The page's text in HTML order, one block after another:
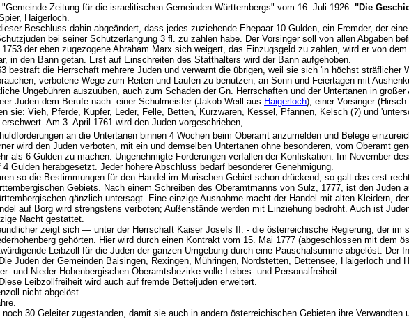
Zeitung für die israelitischen Gemeinden Württembergs" vom 16. Juli 1926: "Die
Haigerloch.
Beschluss dahin abgeändert, dass jedes zuziehende Ehepaar 10 Gulden, ein Fremder, der
bei seiner Schutzerlangung 3 fl. zu zahlen habe. Der Vorsinger soll von allen Abgaben
der eben zugezogene Abraham Marx sich weigert, das Einzugsgeld zu zahlen, wird er von
in den Bann getan. Erst auf Einschreiten des Statthalters wird der Bann aufgehoben.
bestraft die Herrschaft mehrere Juden und verwarnt die übrigen, weil sie sich 'in höchst
verbotene Wege zum Reiten und Laufen zu benutzen, an Sonn und Feiertagen mit
Ungebühren auszuüben, auch zum Schaden der Gn. Herrschaften und der Untertanen in
Juden dem Berufe nach: einer Schulmeister (Jakob Weill aus Haigerloch), einer Vorsinger
sie: Vieh, Pferde, Kupfer, Leder, Felle, Betten, Kurzwaren, Kessel, Pfannen, Kelsch (?) und
erschwert. Am 3. April 1761 wird den Juden vorgeschrieben,
an die Untertanen binnen 4 Wochen beim Oberamt anzumelden und Belege
wird den Juden verboten, mit ein und demselben Untertanen ohne besonderen, vom Oberamt
als 6 Gulden zu machen. Ungenehmigte Forderungen verfallen der Konfiskation. Im November
4 Gulden herabgesetzt. Jeder höhere Abschluss bedarf besonderer Genehmigung.
so die Bestimmungen für den Handel im Murischen Gebiet schon drückend, so galt das erst
Gebiets. Nach einem Schreiben des Oberamtmanns von Sulz, 1777, ist den Juden
gänzlich untersagt. Eine einzige Ausnahme macht der Handel mit alten Kleidern,
auf Borg wird strengstens verboten; Außenstände werden mit Einziehung bedroht. Auch ist
Nacht gestattet.
zeigt sich — unter der Herrschaft Kaiser Josefs II. - die österreichische Regierung, der im
gehörten. Hier wird durch einen Kontrakt vom 15. Mai 1777 (abgeschlossen mit dem
Leibzoll für die Juden der ganzen Umgebung durch eine Pauschalsumme abgelöst. Der
Juden der Gemeinden Baisingen, Rexingen, Mühringen, Nordstetten, Dettensee, Haigerloch und
und Nieder-Hohenbergischen Oberamtsbezirke volle Leibes- und Personalfreiheit.
Leibzollfreiheit wird auch auf fremde Betteljuden erweitert.
nicht abgelöst.
30 Geleiter zugestanden, damit sie auch in andern österreichischen Gebieten ihre